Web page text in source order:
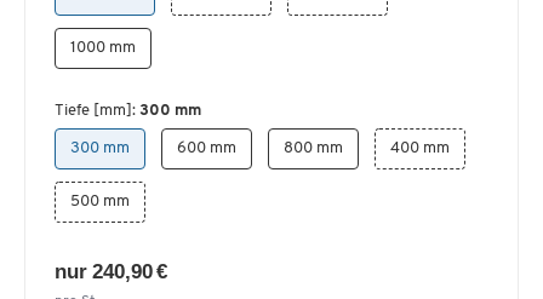
1000 mm
Tiefe [mm]: 300 mm
300 mm 600 mm 800 mm 400 mm
500 mm
nur 240,90 €